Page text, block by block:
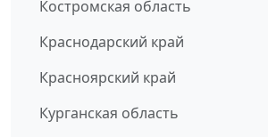
Костромская область
Краснодарский край
Красноярский край
Курганская область